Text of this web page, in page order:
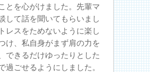
とを心がけました。先輩マ
して話を聞いてもらいまし
レスをためないように楽し
け、私自身がまず肩の力を
できるだけゆったりとした
過ごせるようにしました。